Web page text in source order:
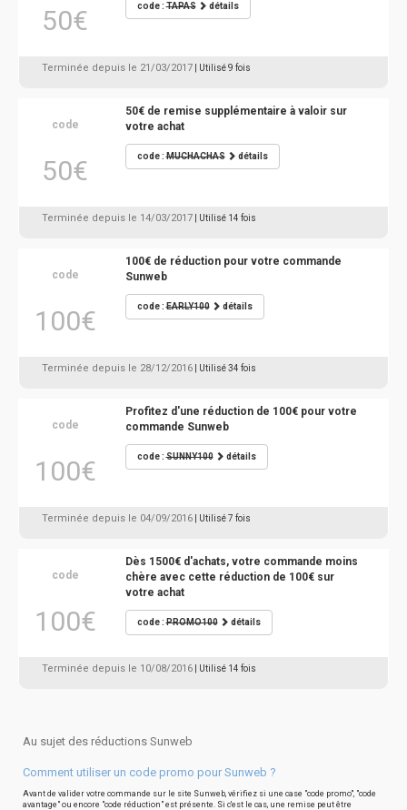
50€ code :TAPAS détails
Terminée depuis le 21/03/2017 | Utilisé 9 fois
code
50€
50€ de remise supplémentaire à valoir sur
votre achat
code :MUCHACHAS détails
Terminée depuis le 14/03/2017 | Utilisé 14 fois
code
100€
100€ de réduction pour votre commande
Sunweb
code :EARLY100 détails
Terminée depuis le 28/12/2016 | Utilisé 34 fois
code
100€
Profitez d'une réduction de 100€ pour votre
commande Sunweb
code :SUNNY100 détails
Terminée depuis le 04/09/2016 | Utilisé 7 fois
code
100€
Dès 1500€ d'achats, votre commande moins
chère avec cette réduction de 100€ sur
votre achat
code :PROMO100 détails
Terminée depuis le 10/08/2016 | Utilisé 14 fois
Au sujet des réductions Sunweb
Comment utiliser un code promo pour Sunweb ?
Avant de valider votre commande sur le site Sunweb, vérifiez si une case "code promo", "code
avantage" ou encore "code réduction" est présente. Si c'est le cas, une remise peut être